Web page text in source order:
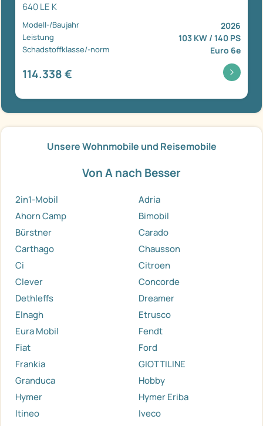
640 LE K
Modell-/Baujahr 2026
Leistung 103 KW / 140 PS
Schadstoffklasse/-norm Euro 6e
114.338 €
Unsere Wohnmobile und Reisemobile
Von A nach Besser
2in1-Mobil
Adria
Ahorn Camp
Bimobil
Bürstner
Carado
Carthago
Chausson
Ci
Citroen
Clever
Concorde
Dethleffs
Dreamer
Elnagh
Etrusco
Eura Mobil
Fendt
Fiat
Ford
Frankia
GIOTTILINE
Granduca
Hobby
Hymer
Hymer Eriba
Itineo
Iveco